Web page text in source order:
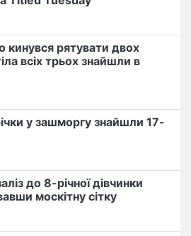
кинувся рятувати двох
всіх трьох знайшли в
у зашморгу знайшли 17-
до 8-річної дівчинки
москітну сітку